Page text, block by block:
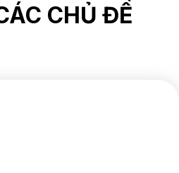
CHỦ ĐỀ